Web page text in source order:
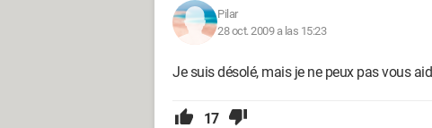
Pilar
28 oct. 2009 a las 15:23
Je suis désolé, mais je ne peux pas vous
17